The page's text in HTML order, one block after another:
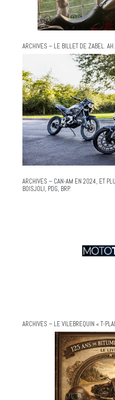
ARCHIVES – LE BILLET DE ZABEL.
ARCHIVES – CAN-AM EN 2024, ET
BOISJOLI, PDG, BRP.
ARCHIVES – LE VILEBREQUIN « T-